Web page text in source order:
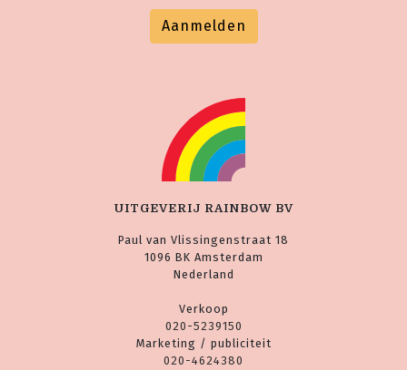
Aanmelden
UITGEVERIJ RAINBOW BV
Paul van Vlissingenstraat 18
1096 BK Amsterdam
Nederland
Verkoop
020-5239150
Marketing / publiciteit
020-4624380